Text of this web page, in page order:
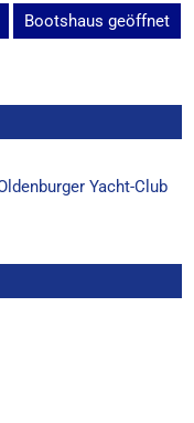
Bootshaus geöffnet
Yacht-Club